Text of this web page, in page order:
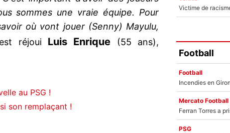
sommes une vraie équipe. Pour
où vont jouer (Senny) Mayulu,
réjoui Luis Enrique
(55 ans),
au PSG !
son remplaçant !
Football
Football
Mercato Football
PSG